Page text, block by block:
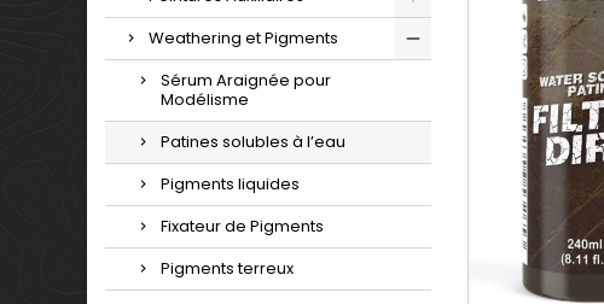
Weathering et Pigments
Sérum Araignée pour
Modélisme
Patines solubles à l’eau
Pigments liquides
Fixateur de Pigments
Pigments terreux